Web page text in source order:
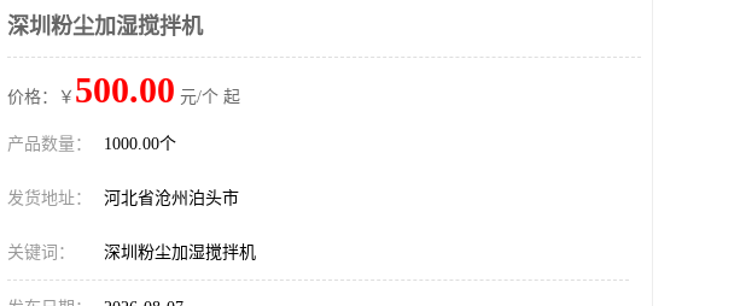
深圳粉尘加湿搅拌机
价格：￥ 500.00 元/个 起
产品数量： 1000.00个
发货地址： 河北省沧州泊头市
关键词： 深圳粉尘加湿搅拌机